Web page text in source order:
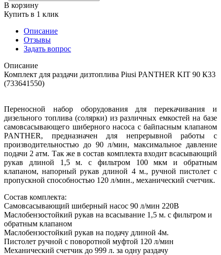
В корзину
Купить в 1 клик
Описание
Отзывы
Задать вопрос
Описание
Комплект для раздачи дизтоплива Piusi PANTHER KIT 90 К33
(733641550)
Переносной набор оборудования для перекачивания и
дизельного топлива (солярки) из различных емкостей на базе
самовсасывающего шиберного насоса с байпасным клапаном
PANTHER, предназначен для непрерывной работы с
производительностью до 90 л/мин, максимальное давление
подачи 2 атм. Так же в состав комплекта входит всасывающий
рукав длиной 1,5 м. с фильтром 100 мкм и обратным
клапаном, напорный рукав длиной 4 м., ручной пистолет с
пропускной способностью 120 л/мин., механический счетчик.
Состав комплекта:
Самовсасывающий шиберный насос 90 л/мин 220В
Маслобензостойкий рукав на всасывание 1,5 м. с фильтром и
обратным клапаном
Маслобензостойкий рукав на подачу длиной 4м.
Пистолет ручной с поворотной муфтой 120 л/мин
Механический счетчик до 999 л. за одну раздачу